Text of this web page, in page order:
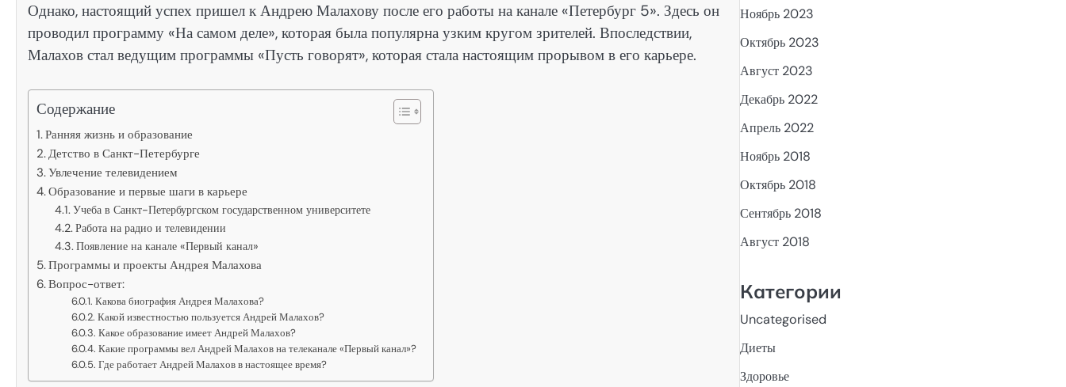
Однако, настоящий успех пришел к Андрею Малахову после его работы на канале «Петербург 5». Здесь он
проводил программу «На самом деле», которая была популярна узким кругом зрителей. Впоследствии,
Малахов стал ведущим программы «Пусть говорят», которая стала настоящим прорывом в его карьере.
Содержание
Ранняя жизнь и образование
Детство в Санкт-Петербурге
Увлечение телевидением
Образование и первые шаги в карьере
Учеба в Санкт-Петербургском государственном университете
Работа на радио и телевидении
Появление на канале «Первый канал»
Программы и проекты Андрея Малахова
Вопрос-ответ:
Какова биография Андрея Малахова?
Какой известностью пользуется Андрей Малахов?
Какое образование имеет Андрей Малахов?
Какие программы вел Андрей Малахов на телеканале «Первый канал»?
Где работает Андрей Малахов в настоящее время?
Ноябрь 2023
Октябрь 2023
Август 2023
Декабрь 2022
Апрель 2022
Ноябрь 2018
Октябрь 2018
Сентябрь 2018
Август 2018
Категории
Uncategorised
Диеты
Здоровье